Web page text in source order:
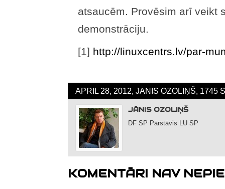
atsaucēm. Provēsim arī veikt
demonstrāciju.
[1] http://linuxcentrs.lv/par-
APRIL 28, 2012, JĀNIS OZOLIŅŠ, 1745
JĀNIS OZOLIŅŠ
DF SP Pārstāvis LU SP
KOMENTĀRI NAV